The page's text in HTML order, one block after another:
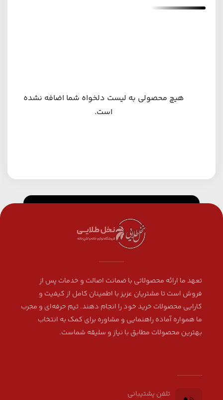
هیچ محصولی به لیست دلخواه شما اضافه نشده
است.
تعهد ما ارائه محصولاتی با ضمانت اصالت و خدمات پس از
فروش است تا مشتریان عزیز با اطمینان کامل از کیفیت و
کارایی محصولات خرید خود را انجام دهند. تیم حرفه‌ای و مجرب
ما همواره آماده راهنمایی و مشاوره برای کمک به انتخاب
بهترین محصولات مطابق با نیاز و سلیقه شماست.
تلفن پشتیبانی